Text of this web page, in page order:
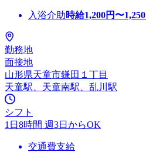
入浴介助時給1,200円〜1,250
勤務地
面接地
山形県天童市鎌田１丁目
天童駅、天童南駅、乱川駅
シフト
1日8時間 週3日からOK
交通費支給